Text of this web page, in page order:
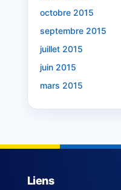
octobre 2015
septembre 2015
juillet 2015
juin 2015
mars 2015
Liens